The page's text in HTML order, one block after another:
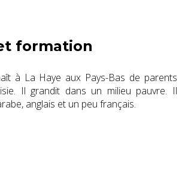
formation
à La Haye aux Pays-Bas de parents
Il grandit dans un milieu pauvre. Il
anglais et un peu français.